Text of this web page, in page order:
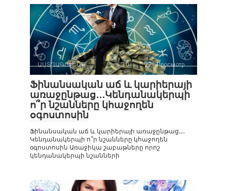
ԱՍՏՂԱԳՈՒՇԱԿ 0 271 Просмотр
Ֆինանսական աճ և կարիերայի
առաջընթաց․․․Կենդանակերպի
ո՞ր նշանները կհաջողեն
օգոստոսին
Ֆինանսական աճ և կարիերայի առաջընթաց․․․
Կենդանակերպի ո՞ր նշանները կհաջողեն
օգոստոսին Առաջիկա շաբաթները որոշ
կենդանակերպի նշանների